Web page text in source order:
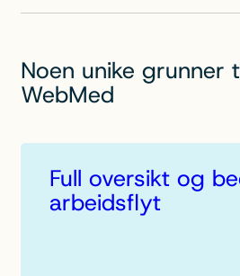
Noen unike grunner
WebMed
Full oversikt og
arbeidsflyt